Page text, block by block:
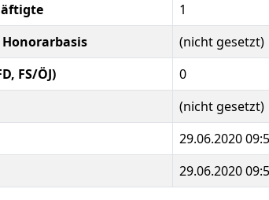
1
(nicht gesetzt)
FS/ÖJ)
0
(nicht gesetzt)
29.06.2020
29.06.2020